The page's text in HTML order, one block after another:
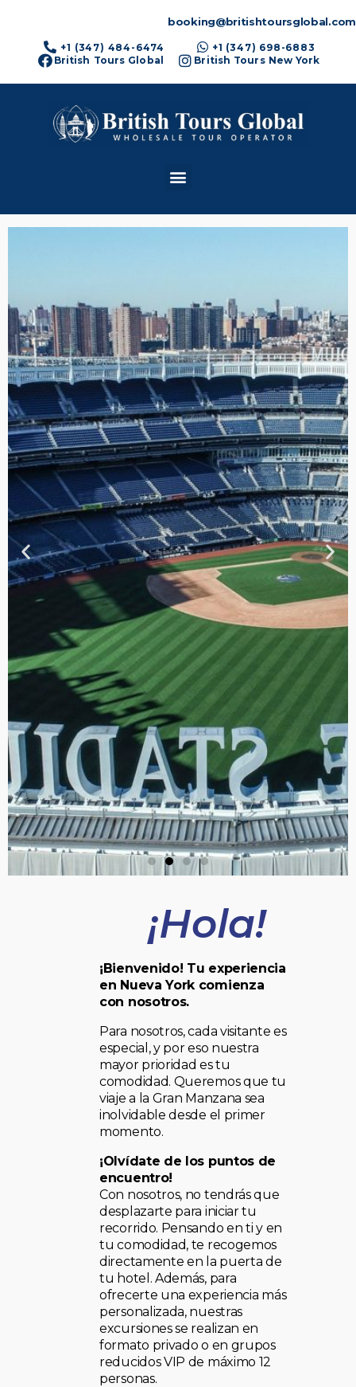
booking@britishtoursglobal.com
+1 (347) 484-6474
+1 (347) 698-6883
British Tours Global
British Tours New York
TOUR DE
CONTRASTES
¡Hola!
¡Bienvenido! Tu experiencia
en Nueva York comienza
con nosotros.
Para nosotros, cada visitante es
especial, y por eso nuestra
mayor prioridad es tu
comodidad. Queremos que tu
viaje a la Gran Manzana sea
inolvidable desde el primer
momento.
¡Olvídate de los puntos de
encuentro!
Con nosotros, no tendrás que
desplazarte para iniciar tu
recorrido. Pensando en ti y en
tu comodidad, te recogemos
directamente en la puerta de
tu hotel. Además, para
ofrecerte una experiencia más
personalizada, nuestras
excursiones se realizan en
formato privado o en grupos
reducidos VIP de máximo 12
personas.